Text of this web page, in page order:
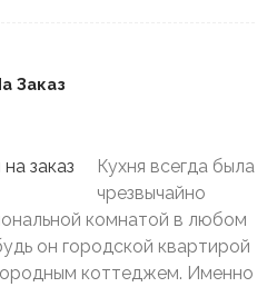
Заказ
Кухня всегда была
чрезвычайно
комнатой в любом
он городской квартирой
коттеджем. Именно